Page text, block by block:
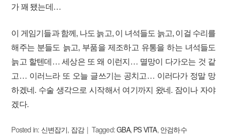
가 꽤 됐는데…
이 게임기들과 함께, 나도 늙고, 이 녀석들도 늙고, 이걸 수리를
해주는 분들도 늙고, 부품을 제조하고 유통을 하는 녀석들도
늙고 할텐데… 세상은 또 왜 이런지… 멸망이 다가오는 것 같
고… 이러느라 또 오늘 글쓰기는 공치고… 이러다가 정말 망
하겠네. 수술 생각으로 시작해서 여기까지 왔네. 잠이나 자야
겠다.
Posted in: 신변잡기, 잡감 Tagged:GBA, PS VITA, 안검하수